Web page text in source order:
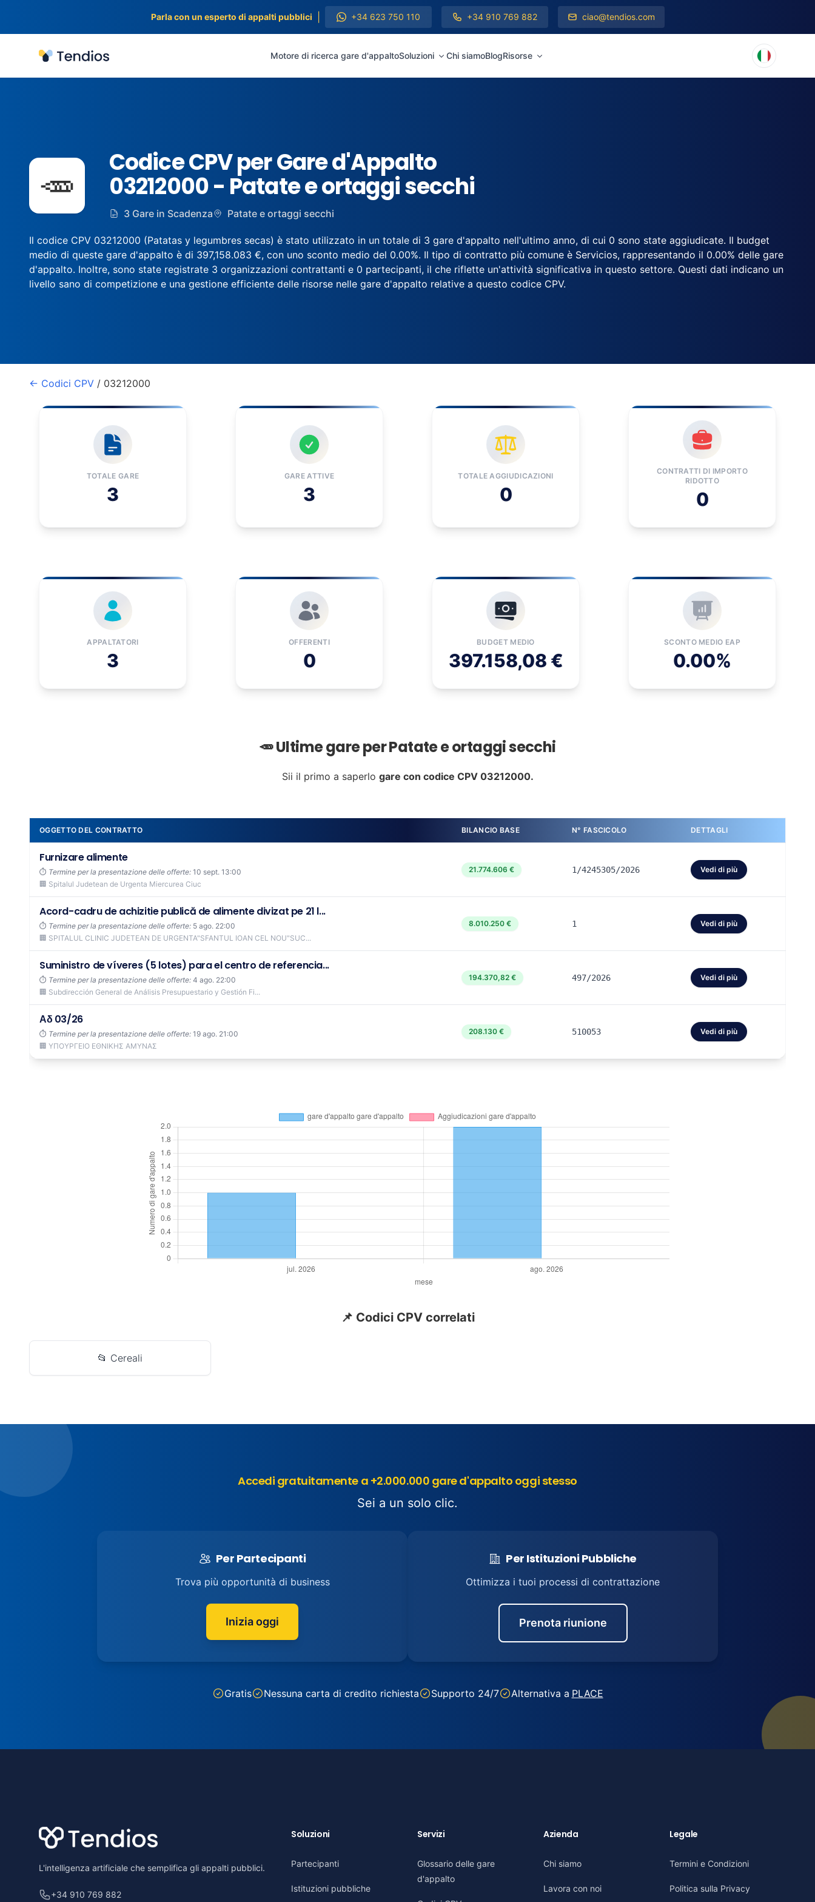
Parla con un esperto di appalti pubblici +34 623 750 110 +34 910 769 882 ciao@tendios.com
Tendios Motore di ricerca gare d'appaltoSoluzioni Chi siamoBlogRisorse
🥕
Codice CPV per Gare d'Appalto
03212000 - Patate e ortaggi secchi
3 Gare in Scadenza Patate e ortaggi secchi
Il codice CPV 03212000 (Patatas y legumbres secas) è stato utilizzato in un totale di 3 gare d'appalto nell'ultimo anno, di cui 0 sono state aggiudicate. Il budget
medio di queste gare d'appalto è di 397,158.083 €, con uno sconto medio del 0.00%. Il tipo di contratto più comune è Servicios, rappresentando il 0.00% delle gare
d'appalto. Inoltre, sono state registrate 3 organizzazioni contrattanti e 0 partecipanti, il che riflette un'attività significativa in questo settore. Questi dati indicano un
livello sano di competizione e una gestione efficiente delle risorse nelle gare d'appalto relative a questo codice CPV.
← Codici CPV / 03212000
TOTALE GARE
3
GARE ATTIVE
3
TOTALE AGGIUDICAZIONI
0
CONTRATTI DI IMPORTO
RIDOTTO
0
APPALTATORI
3
OFFERENTI
0
BUDGET MEDIO
397.158,08 €
SCONTO MEDIO EAP
0.00%
🥕 Ultime gare per Patate e ortaggi secchi
Sii il primo a saperlo gare con codice CPV 03212000.
OGGETTO DEL CONTRATTO BILANCIO BASE N° FASCICOLO DETTAGLI
Furnizare alimente
⏱️ Termine per la presentazione delle offerte: 10 sept. 13:00
🏢 Spitalul Judetean de Urgenta Miercurea Ciuc
21.774.606 € 1/4245305/2026 Vedi di più
Acord-cadru de achizitie publică de alimente divizat pe 21 l...
⏱️ Termine per la presentazione delle offerte: 5 ago. 22:00
🏢 SPITALUL CLINIC JUDETEAN DE URGENTA"SFANTUL IOAN CEL NOU"SUC...
8.010.250 € 1 Vedi di più
Suministro de víveres (5 lotes) para el centro de referencia...
⏱️ Termine per la presentazione delle offerte: 4 ago. 22:00
🏢 Subdirección General de Análisis Presupuestario y Gestión Fi...
194.370,82 € 497/2026 Vedi di più
Αδ 03/26
⏱️ Termine per la presentazione delle offerte: 19 ago. 21:00
🏢 ΥΠΟΥΡΓΕΙΟ ΕΘΝΙΚΗΣ ΑΜΥΝΑΣ
208.130 € 510053 Vedi di più
📌 Codici CPV correlati
📂 Cereali
Accedi gratuitamente a +2.000.000 gare d'appalto oggi stesso
Sei a un solo clic.
Per Partecipanti
Trova più opportunità di business
Inizia oggi
Per Istituzioni Pubbliche
Ottimizza i tuoi processi di contrattazione
Prenota riunione
Gratis Nessuna carta di credito richiesta Supporto 24/7 Alternativa a PLACE
L'intelligenza artificiale che semplifica gli appalti pubblici.
+34 910 769 882
Soluzioni
Partecipanti
Istituzioni pubbliche
Servizi
Glossario delle gare
d'appalto
Azienda
Chi siamo
Lavora con noi
Legale
Termini e Condizioni
Politica sulla Privacy